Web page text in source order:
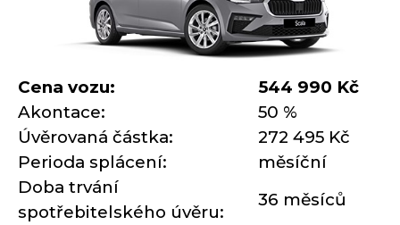
Cena vozu:
544 990 Kč
Akontace:
50 %
Úvěrovaná částka:
272 495 Kč
Perioda splácení:
měsíční
Doba trvání
spotřebitelského úvěru:
36 měsíců